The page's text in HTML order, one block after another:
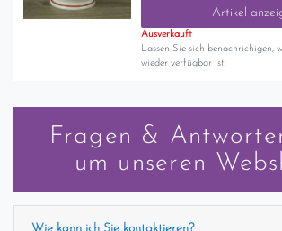
Artikel
Ausverkauft
Lassen Sie sich benachrichigen,
wieder verfügbar ist.
Fragen &
um unseren